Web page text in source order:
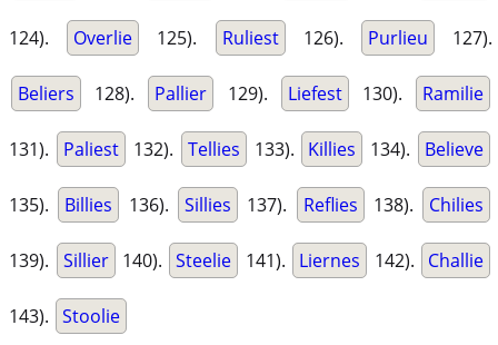
124). Overlie 125). Ruliest 126). Purlieu 127).
Beliers 128). Pallier 129). Liefest 130). Ramilie
131). Paliest 132). Tellies 133). Killies 134). Believe
135). Billies 136). Sillies 137). Reflies 138). Chilies
139). Sillier 140). Steelie 141). Liernes 142). Challie
143). Stoolie